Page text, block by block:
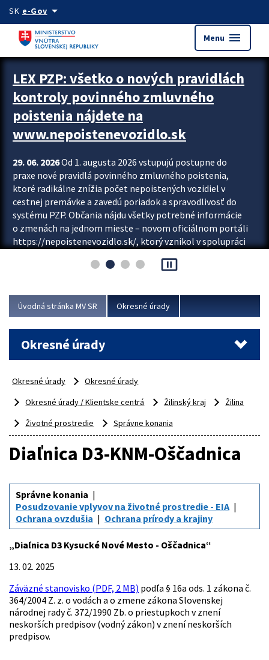
Preskocit na hlavný obsah
SK e-Govarrow_drop_down
Menu menu
Zastavit automatický posun upútavok
LEX PZP: všetko o nových pravidlách
kontroly povinného zmluvného
poistenia nájdete na
www.nepoistenevozidlo.sk
29. 06. 2026Od 1. augusta 2026 vstupujú postupne do
praxe nové pravidlá povinného zmluvného poistenia,
ktoré radikálne znížia počet nepoistených vozidiel v
cestnej premávke a zavedú poriadok a spravodlivosť do
systému PZP. Občania nájdu všetky potrebné informácie
o zmenách na jednom mieste – novom oficiálnom portáli
https://nepoistenevozidlo.sk/, ktorý vznikol v spolupráci
asociácie poisťovní (SLASPO) a Ministerstva vnútra SR.
Viac
pause_presentation
Úvodná stránka MV SR Okresné úrady
Okresné úrady
Okresné úrady
Okresné úrady
Okresné úrady / Klientske centrá
Žilinský kraj
Žilina
Životné prostredie
Správne konania
Diaľnica D3-KNM-Oščadnica
Správne konania
Posudzovanie vplyvov na životné prostredie - EIA
Ochrana ovzdušia
Ochrana prírody a krajiny
„Diaľnica D3 Kysucké Nové Mesto - Oščadnica“
13. 02. 2025
Záväzné stanovisko (PDF, 2 MB) podľa § 16a ods. 1 zákona č.
364/2004 Z. z. o vodách a o zmene zákona Slovenskej
národnej rady č. 372/1990 Zb. o priestupkoch v znení
neskorších predpisov (vodný zákon) v znení neskorších
predpisov.